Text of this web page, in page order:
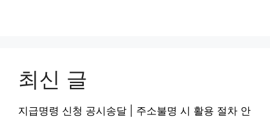
최신 글
지급명령 신청 공시송달 | 주소불명 시 활용 절차 안